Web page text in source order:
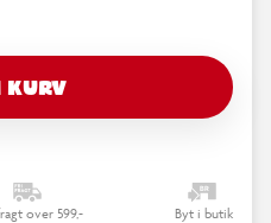
over 599,- Byt i butik